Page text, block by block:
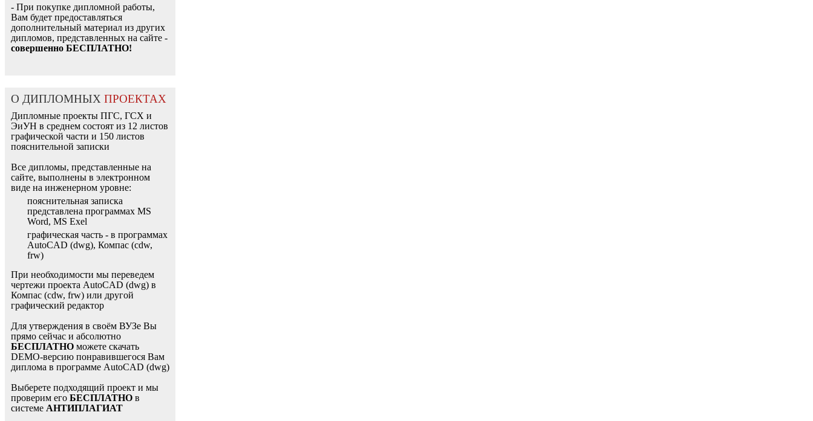
- При покупке дипломной работы,
Вам будет предоставляться
дополнительный материал из других
дипломов, представленных на сайте -
совершенно БЕСПЛАТНО!
О ДИПЛОМНЫХ ПРОЕКТАХ
Дипломные проекты ПГС, ГСХ и
ЭиУН в среднем состоят из 12 листов
графической части и 150 листов
пояснительной записки
Все дипломы, представленные на
сайте, выполнены в электронном
виде на инженерном уровне:
пояснительная записка
представлена программах MS
Word, MS Exel
графическая часть - в программах
AutoCAD (dwg), Компас (cdw,
frw)
При необходимости мы переведем
чертежи проекта AutoCAD (dwg) в
Компас (cdw, frw) или другой
графический редактор
Для утверждения в своём ВУЗе Вы
прямо сейчас и абсолютно
БЕСПЛАТНО можете скачать
DEMO-версию понравившегося Вам
диплома в программе AutoCAD (dwg)
Выберете подходящий проект и мы
проверим его БЕСПЛАТНО в
системе АНТИПЛАГИАТ